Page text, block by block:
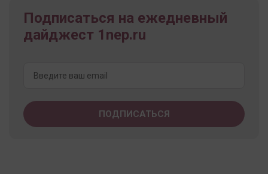
Подписаться на ежедневный
дайджест 1nep.ru